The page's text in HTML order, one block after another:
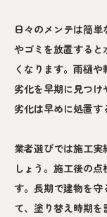
日々のメンテは簡
やゴミを放置する
くなります。雨樋
劣化を早期に見つけ
劣化は早めに処置す
業者選びでは施工
しょう。施工後の
す。長期で建物を
て、塗り替え時期を